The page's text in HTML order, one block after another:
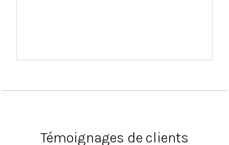
Témoignages de clients